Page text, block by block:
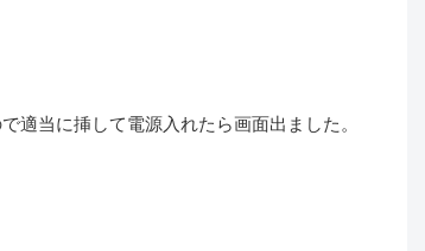
適当に挿して電源入れたら画面出ました。